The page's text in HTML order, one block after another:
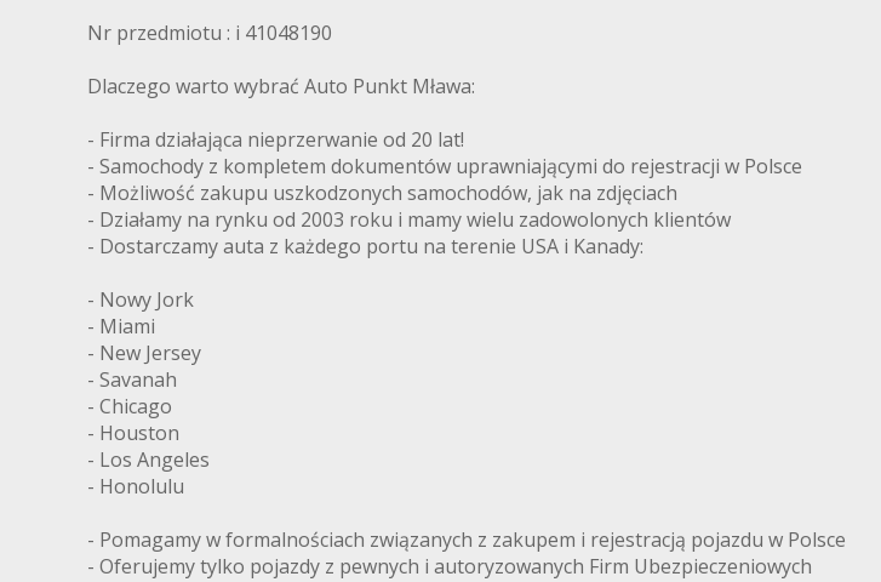
Nr przedmiotu : i 41048190
Dlaczego warto wybrać Auto Punkt Mława:
- Firma działająca nieprzerwanie od 20 lat!
- Samochody z kompletem dokumentów uprawniającymi do rejestracji w Polsce
- Możliwość zakupu uszkodzonych samochodów, jak na zdjęciach
- Działamy na rynku od 2003 roku i mamy wielu zadowolonych klientów
- Dostarczamy auta z każdego portu na terenie USA i Kanady:
- Nowy Jork
- Miami
- New Jersey
- Savanah
- Chicago
- Houston
- Los Angeles
- Honolulu
- Pomagamy w formalnościach związanych z zakupem i rejestracją pojazdu w Polsce
- Oferujemy tylko pojazdy z pewnych i autoryzowanych Firm Ubezpieczeniowych